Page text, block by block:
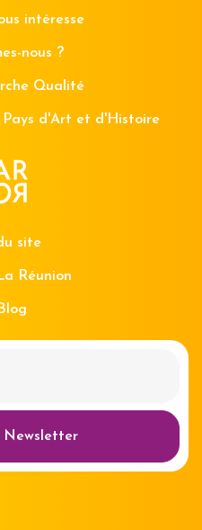
intéresse
nous ?
Qualité
d'Art et d'Histoire
site
Réunion
Newsletter